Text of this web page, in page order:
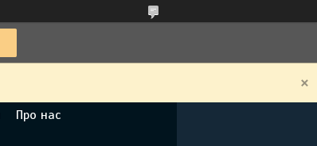
Про нас